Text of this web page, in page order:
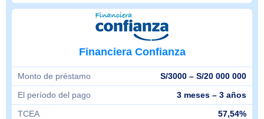
Financiera Confianza
Monto de préstamo
S/3000 – S/20 000 000
El período del pago
3 meses – 3 años
TCEA
57,54%